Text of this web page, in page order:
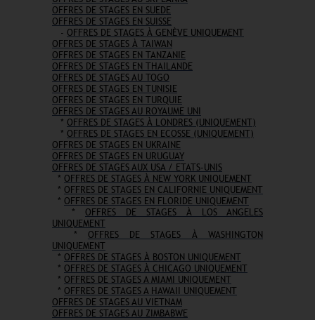
OFFRES DE STAGES EN SUEDE
OFFRES DE STAGES EN SUISSE
- OFFRES DE STAGES À GENÈVE UNIQUEMENT
OFFRES DE STAGES À TAIWAN
OFFRES DE STAGES EN TANZANIE
OFFRES DE STAGES EN THAILANDE
OFFRES DE STAGES AU TOGO
OFFRES DE STAGES EN TUNISIE
OFFRES DE STAGES EN TURQUIE
OFFRES DE STAGES AU ROYAUME UNI
* OFFRES DE STAGES À LONDRES (UNIQUEMENT)
* OFFRES DE STAGES EN ECOSSE (UNIQUEMENT)
OFFRES DE STAGES EN UKRAINE
OFFRES DE STAGES EN URUGUAY
OFFRES DE STAGES AUX USA / ETATS-UNIS
* OFFRES DE STAGES À NEW YORK UNIQUEMENT
* OFFRES DE STAGES EN CALIFORNIE UNIQUEMENT
* OFFRES DE STAGES EN FLORIDE UNIQUEMENT
* OFFRES DE STAGES À LOS ANGELES
UNIQUEMENT
* OFFRES DE STAGES À WASHINGTON
UNIQUEMENT
* OFFRES DE STAGES À BOSTON UNIQUEMENT
* OFFRES DE STAGES À CHICAGO UNIQUEMENT
* OFFRES DE STAGES A MIAMI UNIQUEMENT
* OFFRES DE STAGES A HAWAII UNIQUEMENT
OFFRES DE STAGES AU VIETNAM
OFFRES DE STAGES AU ZIMBABWE